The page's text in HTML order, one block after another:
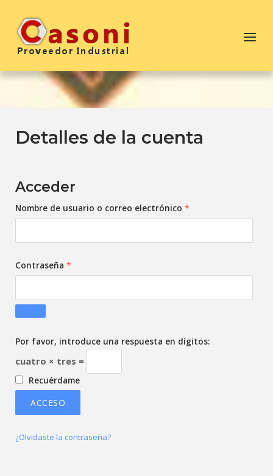
contenido
Inicio
Menú
Detalles de la cuenta
Acceder
Nombre de usuario o correo electrónico *Obligatorio
Contraseña *Obligatorio
Por favor, introduce una respuesta en dígitos:
cuatro × tres =
Recuérdame
ACCESO
¿Olvidaste la contraseña?